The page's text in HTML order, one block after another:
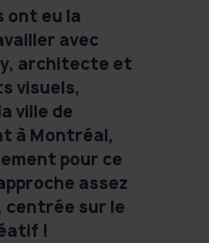
ont eu la
avec
architecte et
visuels,
ville de
à Montréal,
pour ce
assez
centrée sur le
!